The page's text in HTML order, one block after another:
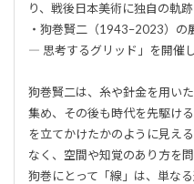
り、戦後日本美術に独自の軌
・狗巻賢二（1943–2023）の
― 思考するグリッド」を開催し
狗巻賢二は、糸や針金を用い
集め、その後も時代を先駆け
を立てかけたかのように見え
なく、空間や知覚のあり方を
狗巻にとって「線」は、単な